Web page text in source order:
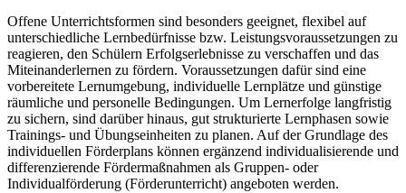
Offene Unterrichtsformen sind besonders geeignet, flexibel auf
unterschiedliche Lernbedürfnisse bzw. Leistungsvoraussetzungen zu
reagieren, den Schülern Erfolgserlebnisse zu verschaffen und das
Miteinanderlernen zu fördern. Voraussetzungen dafür sind eine
vorbereitete Lernumgebung, individuelle Lernplätze und günstige
räumliche und personelle Bedingungen. Um Lernerfolge langfristig
zu sichern, sind darüber hinaus, gut strukturierte Lernphasen sowie
Trainings- und Übungseinheiten zu planen. Auf der Grundlage des
individuellen Förderplans können ergänzend individualisierende und
differenzierende Fördermaßnahmen als Gruppen- oder
Individualförderung (Förderunterricht) angeboten werden.